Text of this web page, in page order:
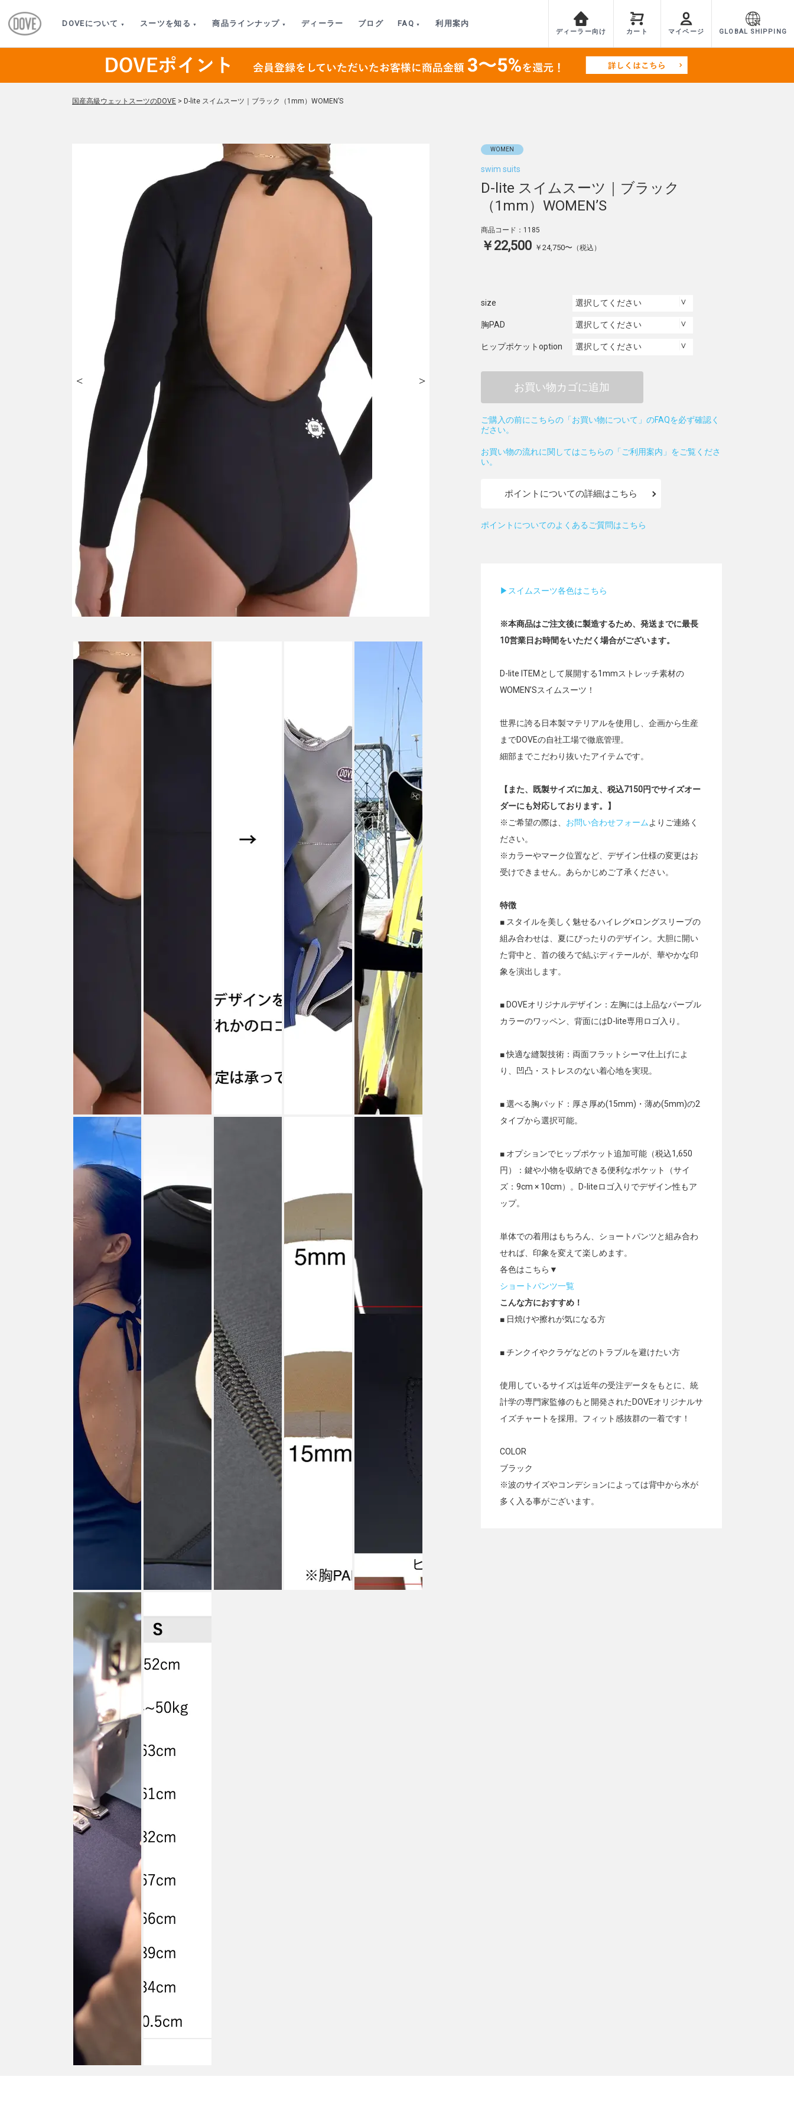
DOVEについて スーツを知る 商品ラインナップ ディーラー ブログ FAQ 利用案内
ディーラー向け カート マイページ GLOBAL SHIPPING
国産高級ウェットスーツのDOVE > D-lite スイムスーツ｜ブラック（1mm）WOMEN’S
WOMEN
swim suits
D-lite スイムスーツ｜ブラック
（1mm）WOMEN’S
商品コード：1185
￥22,500 ￥24,750〜 （税込）
size
胸PAD
ヒップポケットoption
お買い物カゴに追加
ご購入の前にこちらの「お買い物について」のFAQを必ず確認く
ださい。
お買い物の流れに関してはこちらの「ご利用案内」をご覧くださ
い。
ポイントについての詳細はこちら
ポイントについてのよくあるご質問はこちら
▶︎スイムスーツ各色はこちら
※本商品はご注文後に製造するため、発送までに最長
10営業日お時間をいただく場合がございます。
D-lite ITEMとして展開する1mmストレッチ素材の
WOMEN’Sスイムスーツ！
世界に誇る日本製マテリアルを使用し、企画から生産
までDOVEの自社工場で徹底管理。
細部までこだわり抜いたアイテムです。
【また、既製サイズに加え、税込7150円でサイズオー
ダーにも対応しております。】
※ご希望の際は、 お問い合わせフォーム よりご連絡く
ださい。
※カラーやマーク位置など、デザイン仕様の変更はお
受けできません。あらかじめご了承ください。
特徴
■ スタイルを美しく魅せるハイレグ×ロングスリーブの
組み合わせは、夏にぴったりのデザイン。大胆に開い
た背中と、首の後ろで結ぶディテールが、華やかな印
象を演出します。
■ DOVEオリジナルデザイン：左胸には上品なパープル
カラーのワッペン、背面にはD-lite専用ロゴ入り。
■ 快適な縫製技術：両面フラットシーマ仕上げによ
り、凹凸・ストレスのない着心地を実現。
■ 選べる胸パッド：厚さ厚め(15mm)・薄め(5mm)の2
タイプから選択可能。
■ オプションでヒップポケット追加可能（税込1,650
円）：鍵や小物を収納できる便利なポケット（サイ
ズ：9cm × 10cm）。D-liteロゴ入りでデザイン性もア
ップ。
単体での着用はもちろん、ショートパンツと組み合わ
せれば、印象を変えて楽しめます。
各色はこちら▼
ショートパンツ一覧
こんな方におすすめ！
■ 日焼けや擦れが気になる方
■ チンクイやクラゲなどのトラブルを避けたい方
使用しているサイズは近年の受注データをもとに、統
計学の専門家監修のもと開発されたDOVEオリジナルサ
イズチャートを採用。フィット感抜群の一着です！
COLOR
ブラック
※波のサイズやコンデションによっては背中から水が
多く入る事がございます。